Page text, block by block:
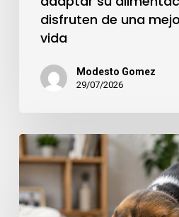
disfruten de una
vida
Modesto Gomez
29/07/2026